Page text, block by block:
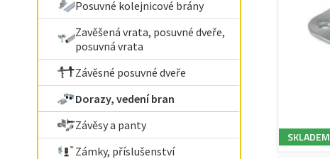
Posuvné kolejnicové brány
Zavěšená vrata, posuvné dveře,
posuvná vrata
Závěsné posuvné dveře
Dorazy, vedení bran
Závěsy a panty
Zámky, příslušenství
SKLADEM